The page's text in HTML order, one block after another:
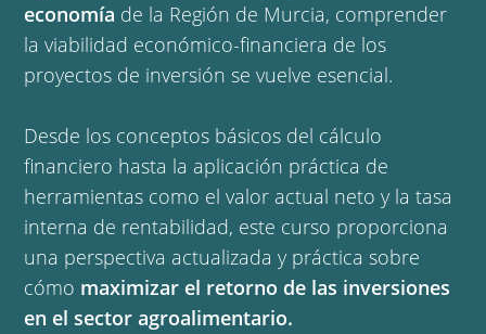
economía de la Región de Murcia, comprender
la viabilidad económico-financiera de los
proyectos de inversión se vuelve esencial.
Desde los conceptos básicos del cálculo
financiero hasta la aplicación práctica de
herramientas como el valor actual neto y la tasa
interna de rentabilidad, este curso proporciona
una perspectiva actualizada y práctica sobre
cómo maximizar el retorno de las inversiones
en el sector agroalimentario.